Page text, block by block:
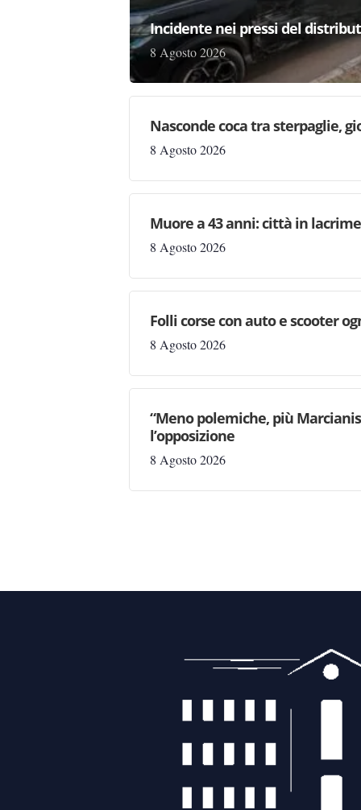
Incidente nei pressi del
8 Agosto 2026
Nasconde coca tra sterpaglie,
8 Agosto 2026
Muore a 43 anni: città in
8 Agosto 2026
Folli corse con auto e scooter
8 Agosto 2026
“Meno polemiche, più
l’opposizione
8 Agosto 2026